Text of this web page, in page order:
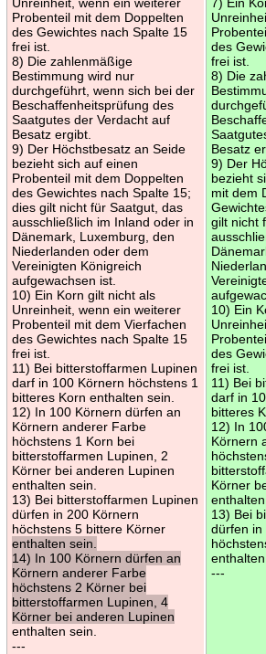
Probenteil mit dem Doppelten
des Gewichtes nach Spalte 15
frei ist.
8) Die zahlenmäßige
Bestimmung wird nur
durchgeführt, wenn sich bei der
Beschaffenheitsprüfung des
Saatgutes der Verdacht auf
Besatz ergibt.
9) Der Höchstbesatz an Seide
bezieht sich auf einen
Probenteil mit dem Doppelten
des Gewichtes nach Spalte 15;
dies gilt nicht für Saatgut, das
ausschließlich im Inland oder in
Dänemark, Luxemburg, den
Niederlanden oder dem
Vereinigten Königreich
aufgewachsen ist.
10) Ein Korn gilt nicht als
Unreinheit, wenn ein weiterer
Probenteil mit dem Vierfachen
des Gewichtes nach Spalte 15
frei ist.
11) Bei bitterstoffarmen Lupinen
darf in 100 Körnern höchstens 1
bitteres Korn enthalten sein.
12) In 100 Körnern dürfen an
Körnern anderer Farbe
höchstens 1 Korn bei
bitterstoffarmen Lupinen, 2
Körner bei anderen Lupinen
enthalten sein.
13) Bei bitterstoffarmen Lupinen
dürfen in 200 Körnern
höchstens 5 bittere Körner
enthalten sein.
14) In 100 Körnern dürfen an
Körnern anderer Farbe
höchstens 2 Körner bei
bitterstoffarmen Lupinen, 4
Körner bei anderen Lupinen
enthalten sein.
---
des
frei ist.
8) Die
Besatz
9) Der
bezieht
mit dem
gilt nicht
10) Ein
des
frei ist.
11) Bei
darf in
bitteres
12) In
Körnern
Körner
enthalten
13) Bei
dürfen in
enthalten
---